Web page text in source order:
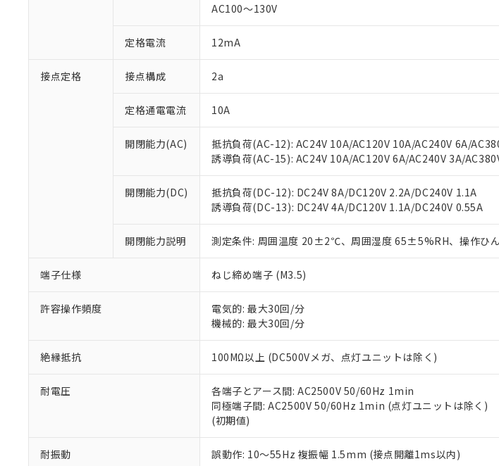
AC100～130V
定格電流 12mA
接点定格 接点構成 2a
定格通電電流 10A
開閉能力(AC)
抵抗負荷(AC-12): AC24V 10A/AC120V 10A/AC240V 6A/
誘導負荷(AC-15): AC24V 10A/AC120V 6A/AC240V 3A/
開閉能力(DC)
抵抗負荷(DC-12): DC24V 8A/DC120V 2.2A/DC240V 1.1A
誘導負荷(DC-13): DC24V 4A/DC120V 1.1A/DC240V 0.55A
開閉能力説明 測定条件: 周囲温度 20±2℃、周囲湿度 65±5%RH、操作ひ
端子仕様 ねじ締め端子 (M3.5)
許容操作頻度
電気的: 最大30回/分
機械的: 最大30回/分
絶縁抵抗 100MΩ以上 (DC500Vメガ、点灯ユニットは除く)
耐電圧
各端子とアース間: AC2500V 50/60Hz 1min
同極端子間: AC2500V 50/60Hz 1min (点灯ユニットは除く)
(初期値)
耐振動 誤動作: 10～55Hz 複振幅 1.5mm (接点開離1ms以内)
以下の条件をお読みいただき、同意のうえご利用ください。
正式な納期状況および標準価格はお客様のお取引先
当社販売員にご相談ください。
オムロン制御機器販売店や当社販売拠点は「販売ネ
在庫状況および標準価格結果を当社の事前の承諾な
す。
マイパーツ機能（部品リスト作成サービス）をご利
ている必要があります。
が、当社の製品・サービスに関するお客様との取引
さい。
※当社の共同利用者とは、
いる法人を指します。
があります。
*EU RoHS指令（10物質）：
六価クロム(Cr(Ⅵ)) 1000ppm以下、ポリ臭化ビフェニル類(PBB) 1000ppm
但し、RoHS指令で産業用監視および制御機器に対する適用除外項目は除く
フタル酸エステル類の４物質については閾値を超える意図的な使用がないこ
※2 対応予定月
部品在庫の切り替え状況などにより、予定月が前後するこ
※3 非含有証明書ダウンロード
EU RoHS指令（10物質）の非含有証明書
51物質の非含有証明書（当社基準）
※本証明書は発行日時点で非含有を証明するもので、過去
また、RoHS指令のフタル酸エステル類４物質の対応で
混在することから備考欄に対応日を記載しておりました。
既に当社にて対応品への在庫切替を完了していることか
「×」：最大均質材料含有率が中国RoHSの基準値を超え
「－」：未確認です。当社販売部門へお問い合わせくださ
Pb(鉛) :1000ppm、 Hg(水銀) : 1000ppm、 Cd(カドミウム) : 100ppm、
DBP(フタル酸ジブチル) : 1000ppm、 DIBP(フタル酸ジイソブチル) :
※2 環境保護使用期限
「ｅ」：有害物質（10物質）のすべてが基準値以下である
「10」：通常の使用状況下において有害物質が外部に漏
味します。
「－」：未確認です。当社販売部門へお問い合わせくださ
う）を輸出または国外への提供する場合は、日本国
置等に一切使用いたしません。
当社は、貴社製品を第三者に販売する場合は、上記1
また当社は、販売先および販売に係わる関係者が違
たしません。
記
説明
△ 一定数には満たないが在庫あり
－
在庫なし(最新の在庫状況については、お客様の
機器販売店・当社販売員にご確認ください)
空
白
受注生産機種、また在庫状況の情報を公開して